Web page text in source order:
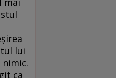
lui
ca